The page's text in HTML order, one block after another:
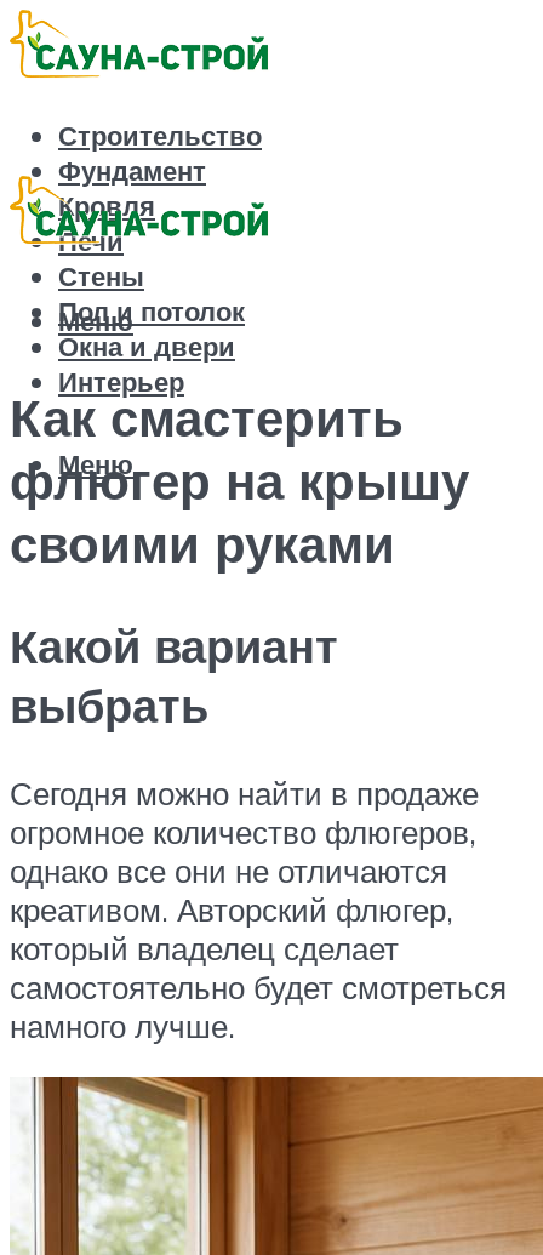
Строительство
Фундамент
Кровля
Печи
Стены
Пол и потолок
Окна и двери
Интерьер
Меню
Меню
Как смастерить
флюгер на крышу
своими руками
Какой вариант
выбрать
Сегодня можно найти в продаже
огромное количество флюгеров,
однако все они не отличаются
креативом. Авторский флюгер,
который владелец сделает
самостоятельно будет смотреться
намного лучше.